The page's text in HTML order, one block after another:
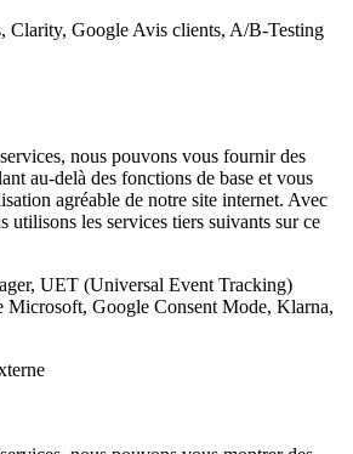
Clarity, Google Avis clients, A/B-Testing
nous pouvons vous fournir des
au-delà des fonctions de base et vous
agréable de notre site internet. Avec
utilisons les services tiers suivants sur ce
UET (Universal Event Tracking)
Microsoft, Google Consent Mode, Klarna,